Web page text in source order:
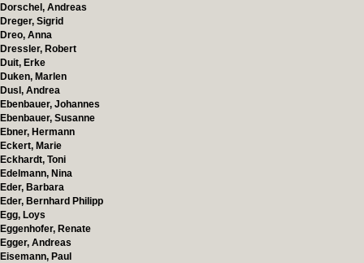
Dorschel, Andreas
Dreger, Sigrid
Dreo, Anna
Dressler, Robert
Duit, Erke
Duken, Marlen
Dusl, Andrea
Ebenbauer, Johannes
Ebenbauer, Susanne
Ebner, Hermann
Eckert, Marie
Eckhardt, Toni
Edelmann, Nina
Eder, Barbara
Eder, Bernhard Philipp
Egg, Loys
Eggenhofer, Renate
Egger, Andreas
Eisemann, Paul